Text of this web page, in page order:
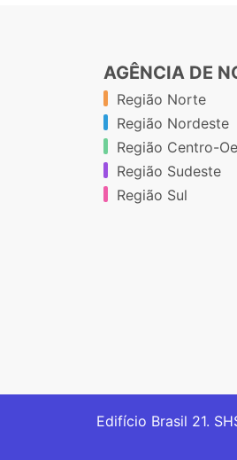
AGÊNCIA DE
Região Norte
Região Nordeste
Região Centro-
Região Sudeste
Região Sul
Edifício Brasil 21.